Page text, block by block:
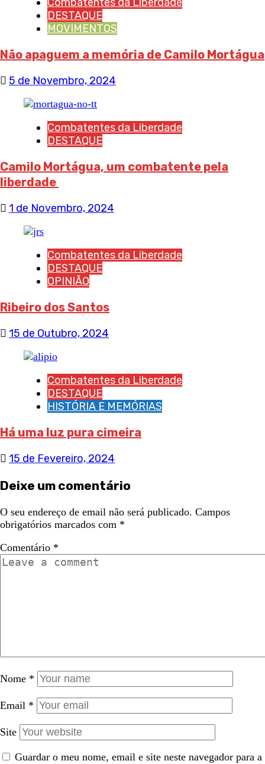
DESTAQUE
MOVIMENTOS
Não apaguem a memória de Camilo Mortágua
5 de Novembro, 2024
Combatentes da Liberdade
DESTAQUE
Camilo Mortágua, um combatente pela
liberdade
1 de Novembro, 2024
Combatentes da Liberdade
DESTAQUE
OPINIÃO
Ribeiro dos Santos
15 de Outubro, 2024
Combatentes da Liberdade
DESTAQUE
HISTÓRIA E MEMÓRIAS
Há uma luz pura cimeira
15 de Fevereiro, 2024
Deixe um comentário
O seu endereço de email não será publicado. Campos
obrigatórios marcados com *
Comentário *
Nome *
Email *
Site
Guardar o meu nome, email e site neste navegador para a